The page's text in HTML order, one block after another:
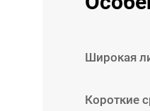
Широкая
Короткие